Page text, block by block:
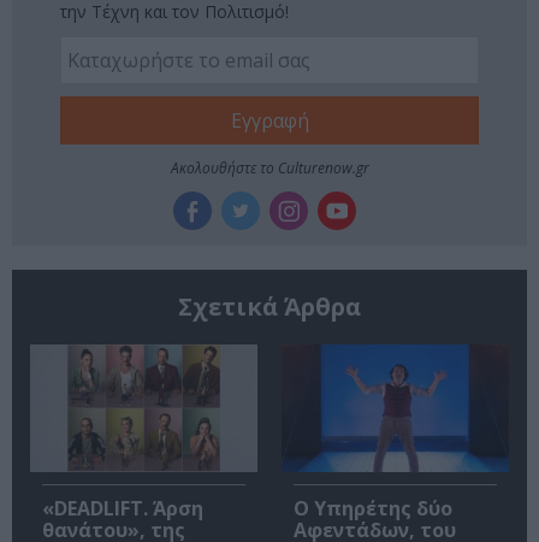
την Τέχνη και τον Πολιτισμό!
Ακολουθήστε το Culturenow.gr
Σχετικά Άρθρα
«DEADLIFT. Άρση
θανάτου», της
Ο Υπηρέτης δύο
Αφεντάδων, του